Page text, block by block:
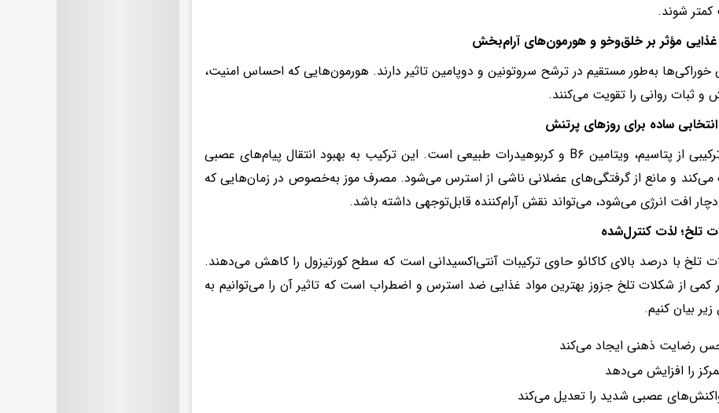
شوند.
غذایی مؤثر بر خلق‌وخو و هورمون‌های آرام‌بخش
خوراکی‌ها به‌طور مستقیم در ترشح سروتونین و دوپامین تاثیر دارند. هورمون‌هایی که احساس امنیت،
و ثبات روانی را تقویت می‌کنند.
انتخابی ساده برای روزهای پرتنش
موز ترکیبی از پتاسیم، ویتامین B۶ و کربوهیدرات طبیعی است. این ترکیب به بهبود انتقال پیام‌های عصبی
و مانع از گرفتگی‌های عضلانی ناشی از استرس می‌شود. مصرف موز به‌خصوص در زمان‌هایی که
افت انرژی می‌شود، می‌تواند نقش آرام‌کننده قابل‌توجهی داشته باشد.
تلخ؛ لذت کنترل‌شده
تلخ با درصد بالای کاکائو حاوی ترکیبات آنتی‌اکسیدانی است که سطح کورتیزول را کاهش می‌دهند.
کمی از شکلات تلخ جزوز بهترین مواد غذایی ضد استرس و اضطراب است که تاثیر آن را می‌توانیم به
بیان کنیم.
رضایت ذهنی ایجاد می‌کند
را افزایش می‌دهد
عصبی شدید را تعدیل می‌کند